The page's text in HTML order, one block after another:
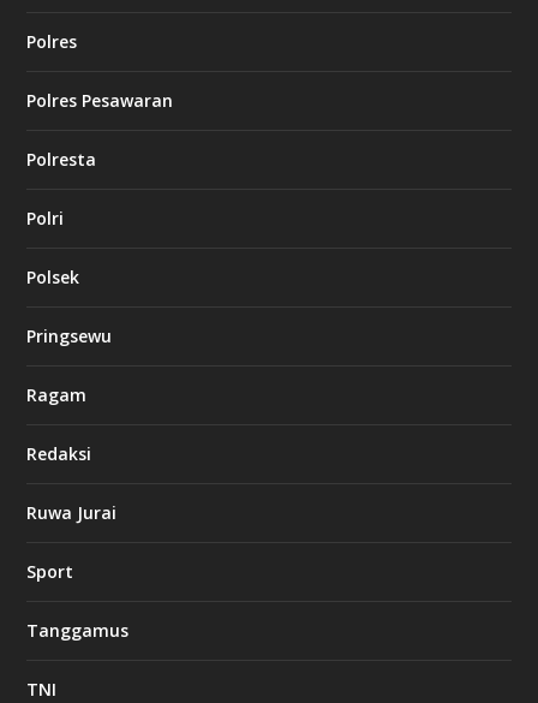
Polres
Polres Pesawaran
Polresta
Polri
Polsek
Pringsewu
Ragam
Redaksi
Ruwa Jurai
Sport
Tanggamus
TNI